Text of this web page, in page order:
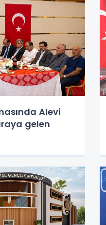
Alevi
gelen